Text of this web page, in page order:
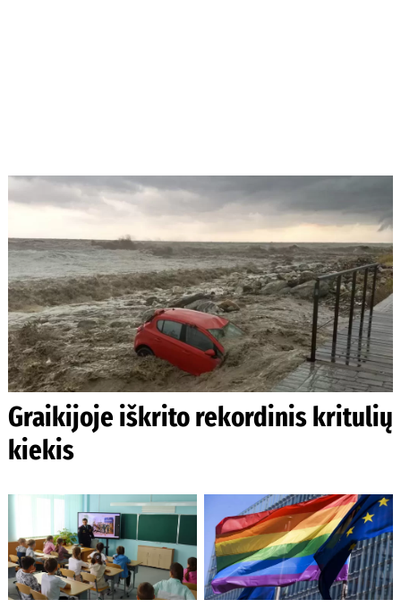
Graikijoje iškrito rekordinis kritulių
kiekis